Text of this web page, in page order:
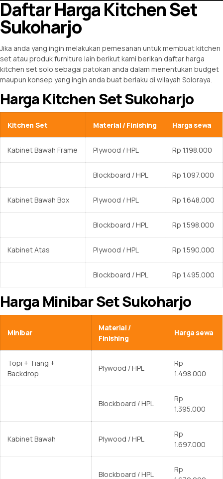
Daftar Harga Kitchen Set
Sukoharjo
Jika anda yang ingin melakukan pemesanan untuk membuat kitchen
set atau produk furniture lain berikut kami berikan daftar harga
kitchen set solo sebagai patokan anda dalam menentukan budget
maupun konsep yang ingin anda buat berlaku di wilayah Soloraya.
Harga Kitchen Set Sukoharjo
Kitchen Set Material / Finishing Harga sewa
Kabinet Bawah Frame Plywood / HPL Rp 1.198.000
Blockboard / HPL Rp 1.097.000
Kabinet Bawah Box Plywood / HPL Rp 1.648.000
Blockboard / HPL Rp 1.598.000
Kabinet Atas Plywood / HPL Rp 1.590.000
Blockboard / HPL Rp 1.495.000
Harga Minibar Set Sukoharjo
Minibar
Material /
Finishing
Harga sewa
Topi + Tiang +
Backdrop
Plywood / HPL
Rp
1.498.000
Blockboard / HPL
Rp
1.395.000
Kabinet Bawah Plywood / HPL
Rp
1.697.000
Blockboard / HPL
Rp